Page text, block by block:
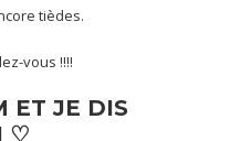
tièdes.
vous !!!!
ET JE DIS
♡